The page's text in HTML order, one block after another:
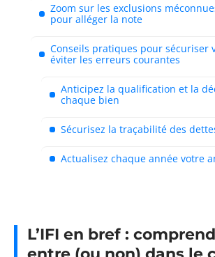
Zoom sur les exclusions
pour alléger la note
Conseils pratiques pour sécuriser
éviter les erreurs courantes
Anticipez la qualification et la
chaque bien
Sécurisez la traçabilité des
Actualisez chaque année votre
L’IFI en bref :